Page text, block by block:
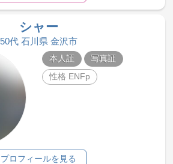
シャー
50代 石川県 金沢市
本人証
写真証
性格 ENFp
プロフィールを見る